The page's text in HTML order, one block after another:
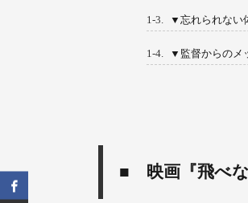
1-3. ▼忘れられない
1-4. ▼監督からのメ
■ 映画『飛べな